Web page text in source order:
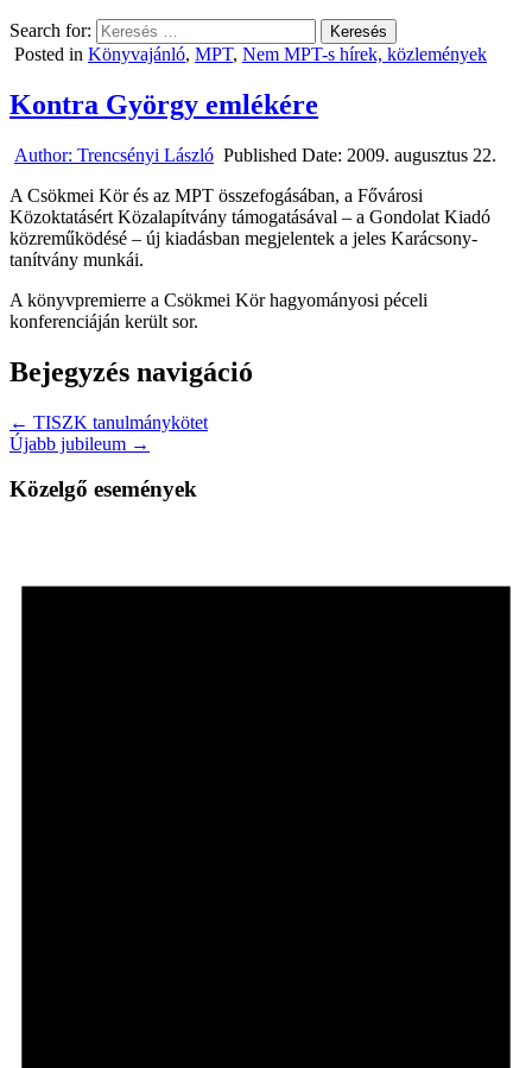
Search for:
Posted in Könyvajánló, MPT, Nem MPT-s hírek, közlemények
Kontra György emlékére
Author: Trencsényi László Published Date: 2009. augusztus 22.
A Csökmei Kör és az MPT összefogásában, a Fővárosi
Közoktatásért Közalapítvány támogatásával – a Gondolat Kiadó
közreműködésé – új kiadásban megjelentek a jeles Karácsony-
tanítvány munkái.
A könyvpremierre a Csökmei Kör hagyományosi péceli
konferenciáján került sor.
Bejegyzés navigáció
← TISZK tanulmánykötet
Újabb jubileum →
Közelgő események